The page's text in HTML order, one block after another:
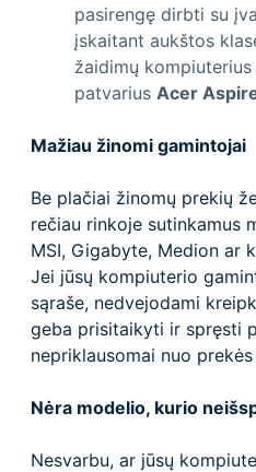
pasirengę dirbti su
įskaitant aukštos
žaidimų kompiuterius
patvarius Acer
Mažiau žinomi gamintojai
Be plačiai žinomų prekių
rečiau rinkoje sutinkamus
MSI, Gigabyte, Medion ar
Jei jūsų kompiuterio
sąraše, nedvejodami
geba prisitaikyti ir spręsti
nepriklausomai nuo
Nėra modelio, kurio
Nesvarbu, ar jūsų